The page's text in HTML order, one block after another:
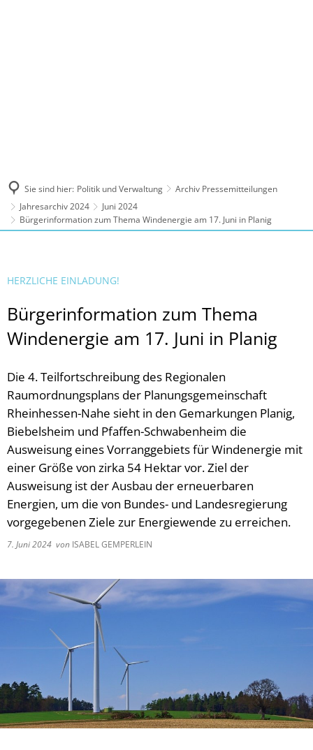
Sie sind hier: Politik und Verwaltung
Archiv Pressemitteilungen
Jahresarchiv 2024
Juni 2024
Bürgerinformation zum Thema Windenergie am 17. Juni in Planig
HERZLICHE EINLADUNG!
Bürgerinformation zum Thema
Windenergie am 17. Juni in Planig
Die 4. Teilfortschreibung des Regionalen
Raumordnungsplans der Planungsgemeinschaft
Rheinhessen-Nahe sieht in den Gemarkungen Planig,
Biebelsheim und Pfaffen-Schwabenheim die
Ausweisung eines Vorranggebiets für Windenergie mit
einer Größe von zirka 54 Hektar vor. Ziel der
Ausweisung ist der Ausbau der erneuerbaren
Energien, um die von Bundes- und Landesregierung
vorgegebenen Ziele zur Energiewende zu erreichen.
7. Juni 2024 von ISABEL GEMPERLEIN